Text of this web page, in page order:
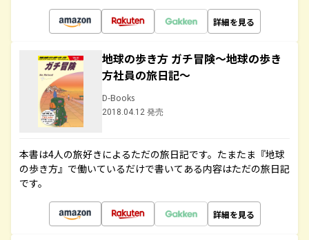
詳細を見る
地球の歩き方 ガチ冒険～地球の歩き
方社員の旅日記～
D-Books
2018.04.12 発売
本書は4人の旅好きによるただの旅日記です。たまたま『地球
の歩き方』で働いているだけで書いてある内容はただの旅日記
です。
詳細を見る